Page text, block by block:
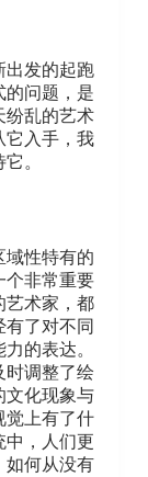
出发的起跑
的问题，是
纷乱的艺术
它入手，我
。
域性特有的
个非常重要
艺术家，都
了对不同
的表达。
时调整了绘
文化现象与
觉上有了什
中，人们更
何从没有